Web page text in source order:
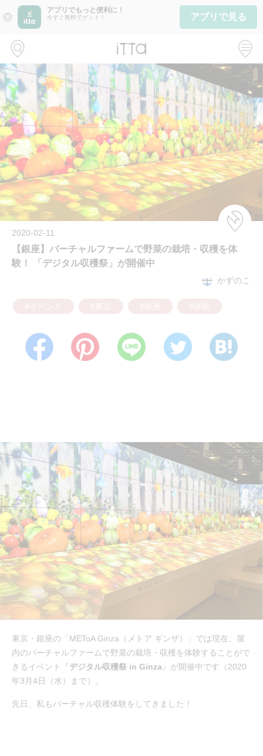
close
アプリでもっと便利に！
今すぐ無料でゲット！ アプリで見る
2020-02-11
【銀座】バーチャルファームで野菜の栽培・収穫を体
験！ 「デジタル収穫祭」が開催中
かずのこ
東京・銀座の「METoA Ginza（メトア ギンザ）」では現在、屋
内のバーチャルファームで野菜の栽培・収穫を体験することがで
きるイベント『デジタル収穫祭 in Ginza 』が開催中です（2020
年3月4日（水）まで）。
先日、私もバーチャル収穫体験をしてきました！